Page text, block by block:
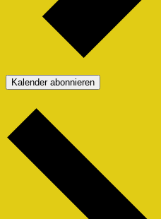
Kalender abonnieren